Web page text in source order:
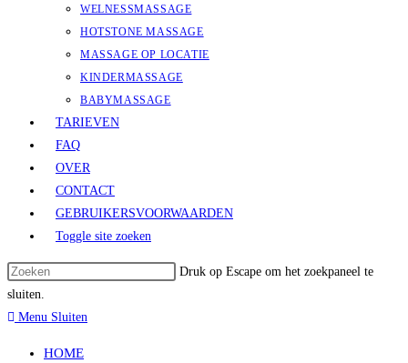
WELNESSMASSAGE
HOTSTONE MASSAGE
MASSAGE OP LOCATIE
KINDERMASSAGE
BABYMASSAGE
TARIEVEN
FAQ
OVER
CONTACT
GEBRUIKERSVOORWAARDEN
Toggle site zoeken
Druk op Escape om het zoekpaneel te
sluiten.
Menu Sluiten
HOME